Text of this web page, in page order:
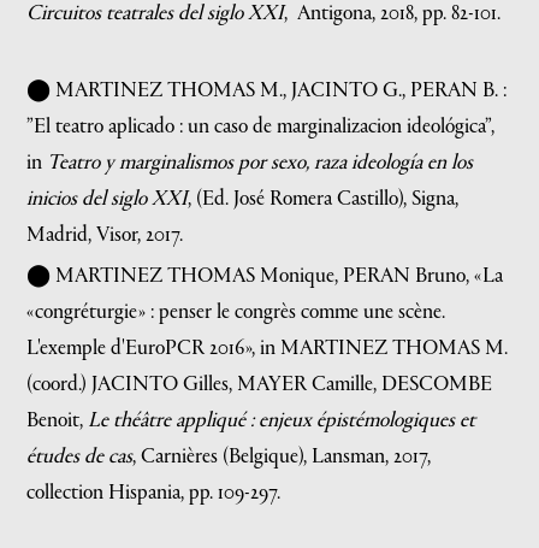
Circuitos teatrales del siglo XXI, Antigona, 2018, pp. 82-101.
⬤ MARTINEZ THOMAS M., JACINTO G., PERAN B. :
”El teatro aplicado : un caso de marginalizacion ideológica”,
in Teatro y marginalismos por sexo, raza ideología en los
inicios del siglo XXI, (Ed. José Romera Castillo), Signa,
Madrid, Visor, 2017.
⬤ MARTINEZ THOMAS Monique, PERAN Bruno, «La
«congréturgie» : penser le congrès comme une scène.
L'exemple d'EuroPCR 2016», in MARTINEZ THOMAS M.
(coord.) JACINTO Gilles, MAYER Camille, DESCOMBE
Benoit, Le théâtre appliqué : enjeux épistémologiques et
études de cas, Carnières (Belgique), Lansman, 2017,
collection Hispania, pp. 109-297.